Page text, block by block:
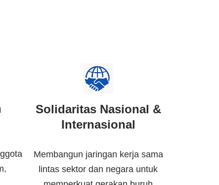
Solidaritas Nasional &
Internasional
Membangun jaringan kerja sama
lintas sektor dan negara untuk